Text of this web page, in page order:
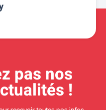
pas nos
!